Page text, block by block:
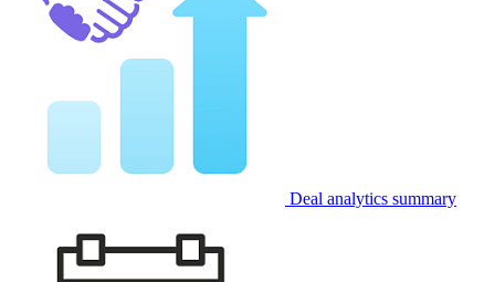
Deal analytics summary